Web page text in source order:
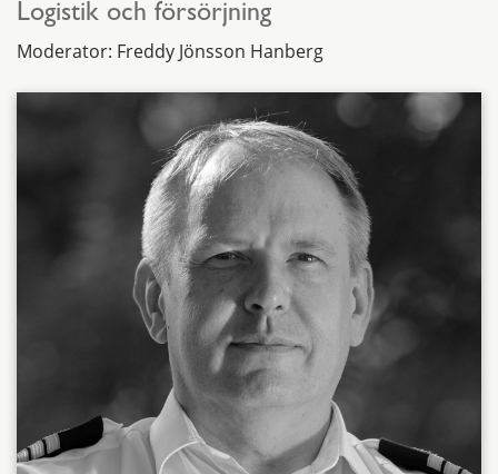
Logistik och försörjning
Moderator: Freddy Jönsson Hanberg